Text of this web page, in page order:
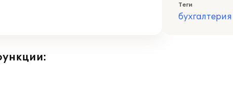
Теги
бухгалтерия